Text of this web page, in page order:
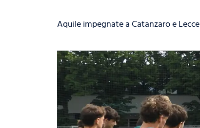
Aquile impegnate a Catanzaro e Lecce